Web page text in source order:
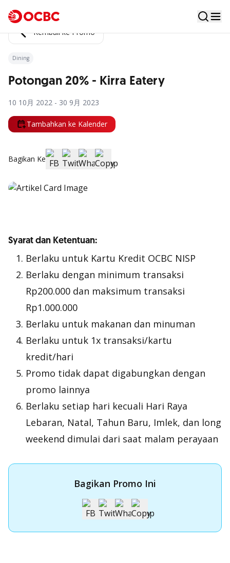
Kembali ke Promo
Dining
Potongan 20% - Kirra Eatery
10 10月 2022 - 30 9月 2023
Tambahkan ke Kalender
Bagikan Ke
Syarat dan Ketentuan:
Berlaku untuk Kartu Kredit OCBC NISP
Berlaku dengan minimum transaksi
Rp200.000 dan maksimum transaksi
Rp1.000.000
Berlaku untuk makanan dan minuman
Berlaku untuk 1x transaksi/kartu
kredit/hari
Promo tidak dapat digabungkan dengan
promo lainnya
Berlaku setiap hari kecuali Hari Raya
Lebaran, Natal, Tahun Baru, Imlek, dan long
weekend dimulai dari saat malam perayaan
Bagikan Promo Ini
Apply Kartu Kredit OCBC NISP